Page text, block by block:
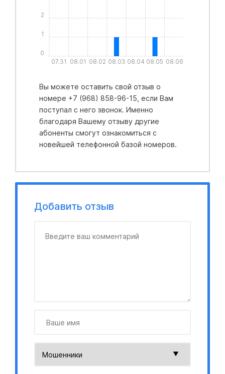
07.31 08.01 08.02 08.03 08.04 08.05 08.06
0
1
2
Вы можете оставить свой отзыв о
номере +7 (968) 858-96-15, если Вам
поступал с него звонок. Именно
благодаря Вашему отзыву другие
абоненты смогут ознакомиться с
новейшей телефонной базой номеров.
Добавить отзыв